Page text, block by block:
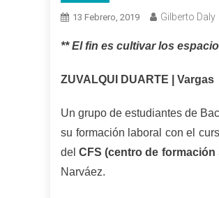
13 Febrero, 2019 Gilberto Daly
** El fin es cultivar los
ZUVALQUI DUARTE | Vargas
Un grupo de estudiantes de
su formación laboral con el
delCFS (centro de formación
Narváez.